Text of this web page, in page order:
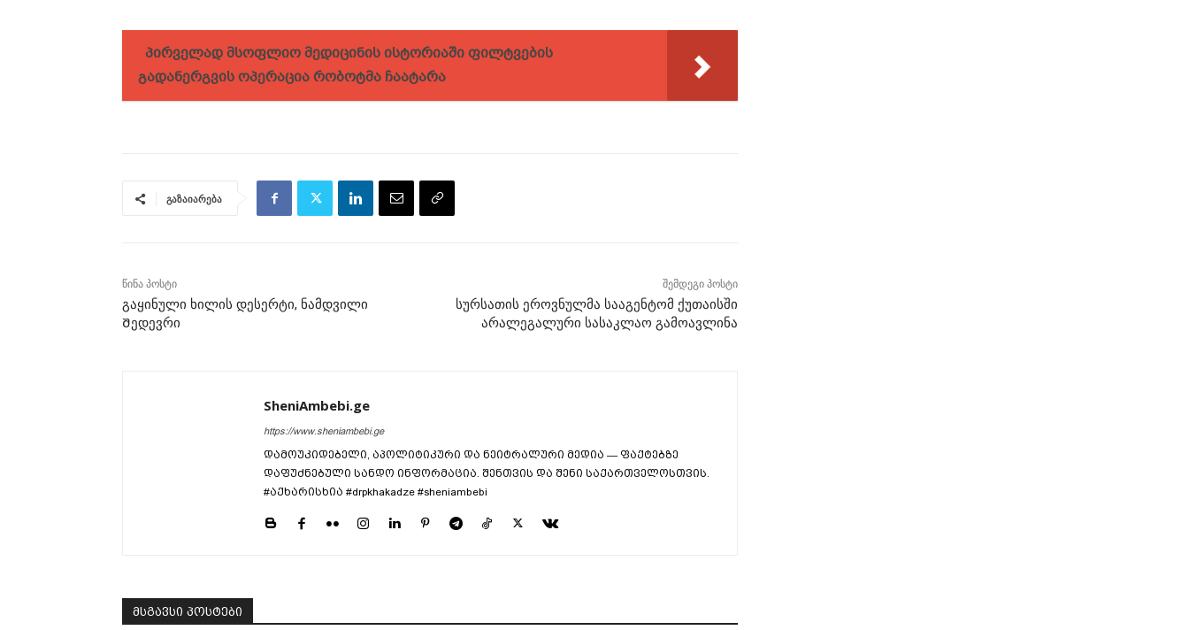
პირველად მსოფლიო მედიცინის ისტორიაში ფილტვების
გადანერგვის ოპერაცია რობოტმა ჩაატარა
გაზაიარება
წინა პოსტი
გაყინული ხილის დესერტი, ნამდვილი
Შედევრი
შემდეგი პოსტი
სურსათის ეროვნულმა სააგენტომ ქუთაისში
არალეგალური სასაკლაო გამოავლინა
SheniAmbebi.ge
https://www.sheniambebi.ge
დამოუკიდებელი, აპოლიტიკური და ნეიტრალური მედია — ფაქტებზე
დაფუძნებული სანდო ინფორმაცია. შენთვის და შენი საქართველოსთვის.
#აქხარისხია #drpkhakadze #sheniambebi
მსგავსი პოსტები